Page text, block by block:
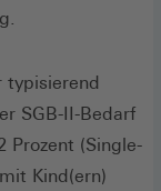
typisierend
SGB-II-Bedarf
Prozent (Single-
Kind(ern)